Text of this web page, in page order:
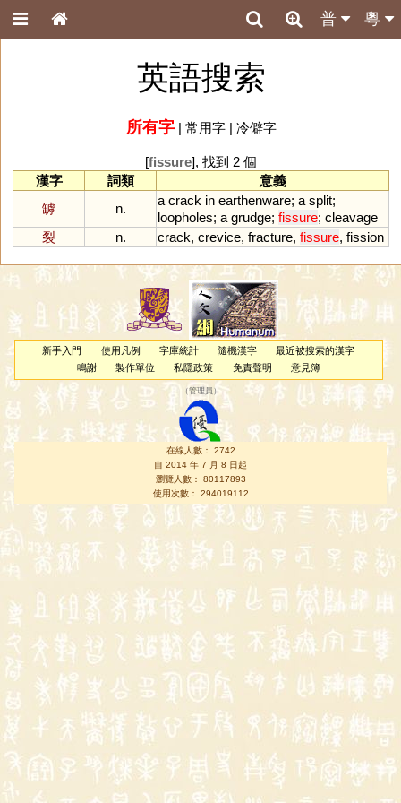
粵
普
英語搜索
所有字| 常用字| 冷僻字
[fissure], 找到 2 個
漢字
詞類
意義
罅
n.
a crack in earthenware; a split;
loopholes; a grudge; fissure; cleavage
裂
n. crack, crevice, fracture, fissure, fission
新手入門 使用凡例 字庫統計 隨機漢字
最近被搜索的漢字
鳴謝
製作單位 私隱政策 免責聲明 意見簿
（管理員 ）
在線人數： 2742
自 2014 年 7 月 8 日起
瀏覽人數： 80117893
使用次數： 294019112